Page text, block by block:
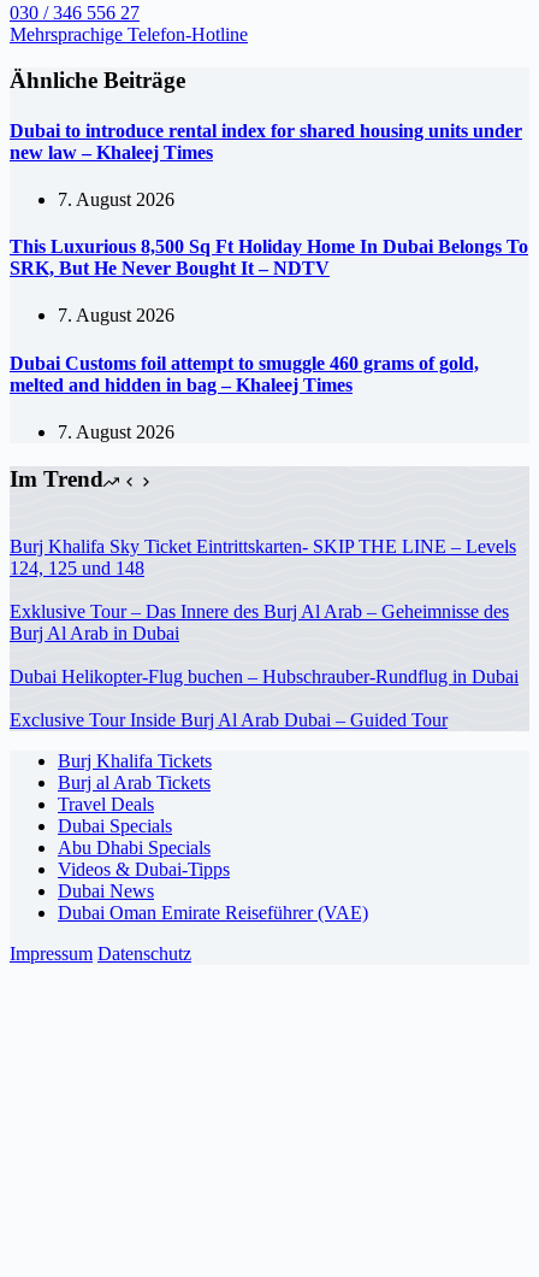
030 / 346 556 27
Mehrsprachige Telefon-Hotline
Ähnliche Beiträge
Dubai to introduce rental index for shared housing units under
new law – Khaleej Times
7. August 2026
This Luxurious 8,500 Sq Ft Holiday Home In Dubai Belongs To
SRK, But He Never Bought It – NDTV
7. August 2026
Dubai Customs foil attempt to smuggle 460 grams of gold,
melted and hidden in bag – Khaleej Times
7. August 2026
Im Trend
Burj Khalifa Sky Ticket Eintrittskarten- SKIP THE LINE – Levels
124, 125 und 148
Exklusive Tour – Das Innere des Burj Al Arab – Geheimnisse des
Burj Al Arab in Dubai
Dubai Helikopter-Flug buchen – Hubschrauber-Rundflug in Dubai
Exclusive Tour Inside Burj Al Arab Dubai – Guided Tour
Burj Khalifa Tickets
Burj al Arab Tickets
Travel Deals
Dubai Specials
Abu Dhabi Specials
Videos & Dubai-Tipps
Dubai News
Dubai Oman Emirate Reiseführer (VAE)
Impressum Datenschutz